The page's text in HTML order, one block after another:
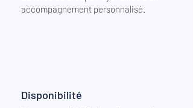
accompagnement personnalisé.
Disponibilité